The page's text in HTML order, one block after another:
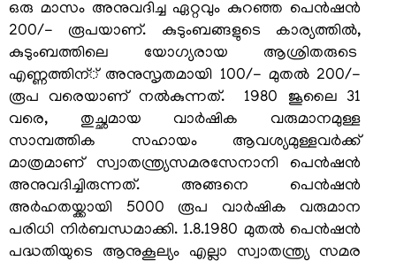
ഒരു മാസം അനുവദിച്ച ഏറ്റവും കുറഞ്ഞ പെന്‍ഷന്‍
200/- രൂപയാണ്. കുടുംബങ്ങളുടെ കാര്യത്തില്‍,
കുടുംബത്തിലെ യോഗ്യരായ ആശ്രിതരുടെ
എണ്ണത്തിന്് അനുസൃതമായി 100/- മുതല്‍ 200/-
രൂപ വരെയാണ് നല്‍കുന്നത്. 1980 ജൂലൈ 31
വരെ, തുച്ഛമായ വാര്‍ഷിക വരുമാനമുള്ള
സാമ്പത്തിക സഹായം ആവശ്യമുള്ളവര്‍ക്ക്
മാത്രമാണ് സ്വാതന്ത്ര്യസമരസേനാനി പെന്‍ഷന്‍
അനുവദിച്ചിരുന്നത്. അങ്ങനെ പെന്‍ഷന്‍
അര്‍ഹതയ്ക്കായി 5000 രൂപ വാര്‍ഷിക വരുമാന
പരിധി നിര്‍ബന്ധമാക്കി. 1.8.1980 മുതല്‍ പെന്‍ഷന്‍
പദ്ധതിയുടെ ആനുകൂല്യം എല്ലാ സ്വാതന്ത്ര്യ സമര